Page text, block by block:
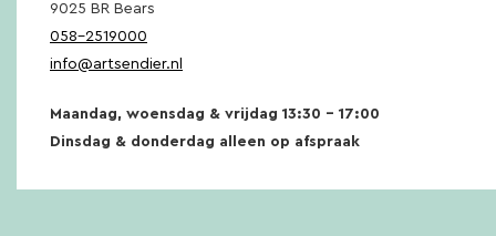
9025 BR Bears
058-2519000
info@artsendier.nl
Maandag, woensdag & vrijdag 13:30 – 17:00
Dinsdag & donderdag alleen op afspraak